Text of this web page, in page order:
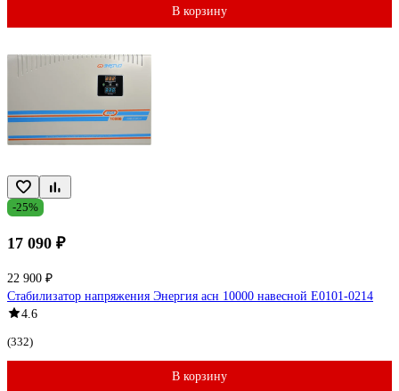
В корзину
-25%
17 090 ₽
22 900 ₽
Стабилизатор напряжения Энергия асн 10000 навесной Е0101-0214
4.6
(332)
В корзину